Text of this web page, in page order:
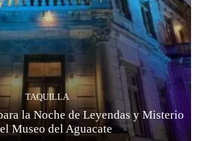
TAQUILLA
la Noche de Leyendas y Misterio
Museo del Aguacate